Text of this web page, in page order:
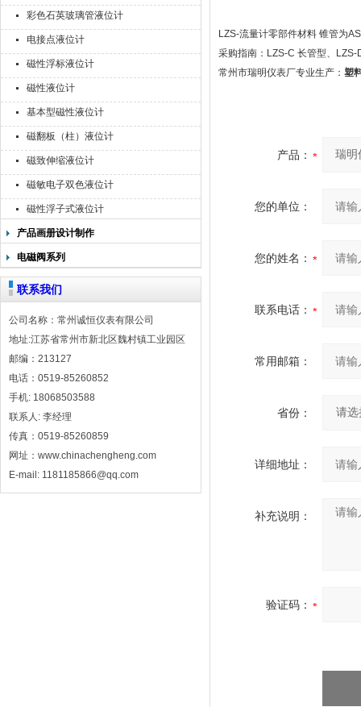
彩色石英玻璃管液位计
电接点液位计
磁性浮标液位计
磁性液位计
基本型磁性液位计
磁翻板（柱）液位计
磁致伸缩液位计
磁敏电子双色液位计
磁性浮子式液位计
产品画册设计制作
电磁阀系列
联系我们
公司名称：常州诚恒仪表有限公司
地址:江苏省常州市新北区魏村镇工业园区
邮编：213127
电话：0519-85260852
手机: 18068503588
联系人: 李经理
传真：0519-85260859
网址：www.chinachengheng.com
E-mail: 1181185866@qq.com
LZS-流量计零部件材料 锥管为
采购指南：LZS-C 长管型、LZS-
常州市瑞明仪表厂专业生产： 塑
产品：
您的单位：
您的姓名：
联系电话：
常用邮箱：
省份：
详细地址：
补充说明：
验证码：